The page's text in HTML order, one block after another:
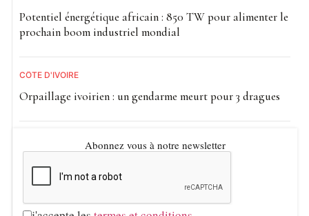
Potentiel énergétique africain : 850 TW pour alimenter le
prochain boom industriel mondial
CÔTE D'IVOIRE
Orpaillage ivoirien : un gendarme meurt pour 3 dragues
Abonnez vous à notre newsletter